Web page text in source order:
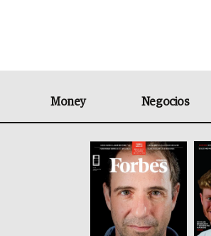
Money Negocios